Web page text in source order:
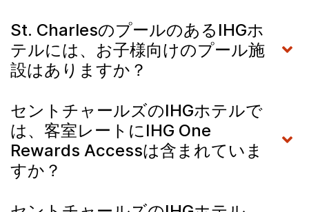
St. CharlesのプールのあるIHGホ
テルには、お子様向けのプール施
設はありますか？
セントチャールズのIHGホテルで
は、客室レートにIHG One
Rewards Accessは含まれていま
すか？